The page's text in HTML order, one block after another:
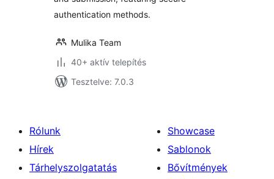
authentication methods.
Mulika Team
40+ aktív telepítés
Tesztelve: 7.0.3
Rólunk
Hírek
Tárhelyszolgatatás
Showcase
Sablonok
Bővítmények